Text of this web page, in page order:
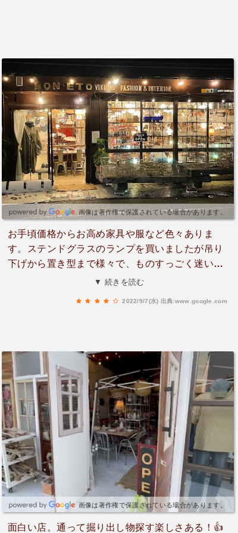
画像は著作権で保護されている場合があります。
お手頃価格からお高め家具や服など色々ありま
す。ステンドグラスのランプを買いましたが吊り
下げから置き型まで様々で、ものすっごく迷いま
すね！見てるだけでも飽きない雑貨屋さんでした
▼ 続きを読む
2022/9/7(水) 出典:www.google.com
画像は著作権で保護されている場合があります。
面白い店。通って掘り出し物探す楽しさある！👍